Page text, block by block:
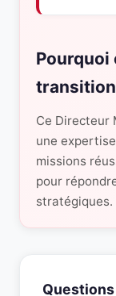
Pourquoi
Ce Directeur
une
missions
pour
stratégiques.